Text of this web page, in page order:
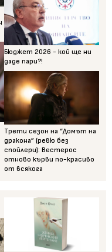
Бюджет 2026 - кой ще ни
даде пари?!
Трети сезон на “Домът на
дракона” (ревю без
спойлери): Вестерос
отново кърви по-красиво
от всякога